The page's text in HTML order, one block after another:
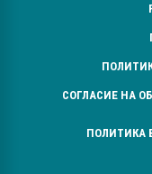
СОГЛАСИЕ НА
ПОЛИТИКА